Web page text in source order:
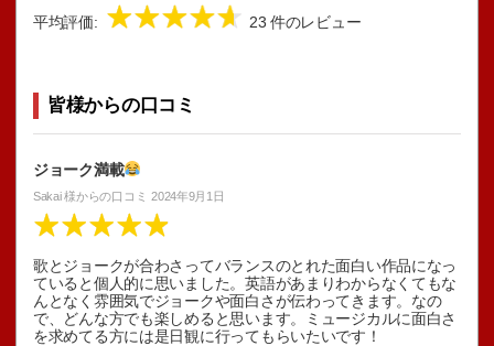
平均評価: 23 件のレビュー
皆様からの口コミ
ジョーク満載
Sakai様からの口コミ 2024年9月1日
歌とジョークが合わさってバランスのとれた面白い作品になっ
ていると個人的に思いました。英語があまりわからなくてもな
んとなく雰囲気でジョークや面白さが伝わってきます。なの
で、どんな方でも楽しめると思います。ミュージカルに面白さ
を求めてる方には是日観に行ってもらいたいです！